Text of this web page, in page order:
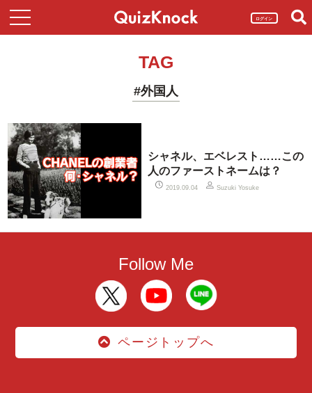
ログイン
TAG
#外国人
シャネル、エベレスト……この
人のファーストネームは？
2019.09.04 Suzuki Yosuke
Follow Me
ページトップへ